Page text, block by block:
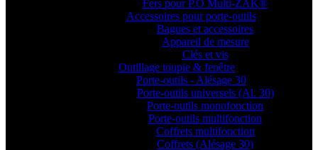
Fers pour P.O Multi-ZAK®
Accessoires pour porte-outils
Bagues et accessoires
Appareil de mesure
Clés et vis
Outillage toupie & fenêtre
Porte-outils - Alésage 30
Porte-outils universels (Al. 30)
Porte-outils monofonction
Porte-outils multifonction
Coffrets multifonction
Coffrets (Alésage 30)